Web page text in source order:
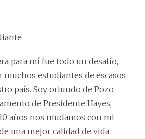
para mí fue todo un desafío,
muchos estudiantes de escasos
país. Soy oriundo de Pozo
de Presidente Hayes,
años nos mudamos con mi
una mejor calidad de vida